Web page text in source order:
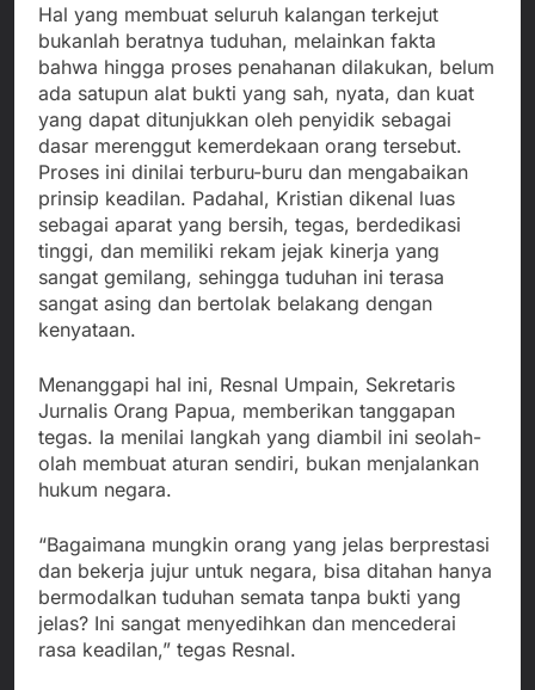
Hal yang membuat seluruh kalangan terkejut
bukanlah beratnya tuduhan, melainkan fakta
bahwa hingga proses penahanan dilakukan, belum
ada satupun alat bukti yang sah, nyata, dan kuat
yang dapat ditunjukkan oleh penyidik sebagai
dasar merenggut kemerdekaan orang tersebut.
Proses ini dinilai terburu-buru dan mengabaikan
prinsip keadilan. Padahal, Kristian dikenal luas
sebagai aparat yang bersih, tegas, berdedikasi
tinggi, dan memiliki rekam jejak kinerja yang
sangat gemilang, sehingga tuduhan ini terasa
sangat asing dan bertolak belakang dengan
kenyataan.
Menanggapi hal ini, Resnal Umpain, Sekretaris
Jurnalis Orang Papua, memberikan tanggapan
tegas. Ia menilai langkah yang diambil ini seolah-
olah membuat aturan sendiri, bukan menjalankan
hukum negara.
“Bagaimana mungkin orang yang jelas berprestasi
dan bekerja jujur untuk negara, bisa ditahan hanya
bermodalkan tuduhan semata tanpa bukti yang
jelas? Ini sangat menyedihkan dan mencederai
rasa keadilan,” tegas Resnal.